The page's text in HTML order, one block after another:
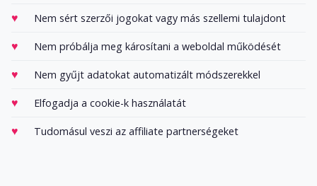
Nem sért szerzői jogokat vagy más szellemi tulajdont
Nem próbálja meg károsítani a weboldal működését
Nem gyűjt adatokat automatizált módszerekkel
Elfogadja a cookie-k használatát
Tudomásul veszi az affiliate partnerségeket